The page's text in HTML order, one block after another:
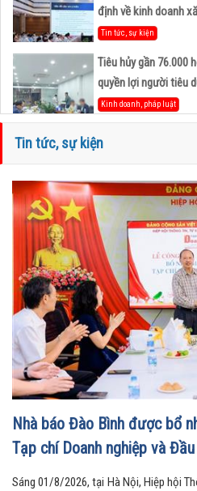
định về kinh doanh
Tin tức, sự kiện
Tiêu hủy gần 76.000
quyền lợi người tiêu
Kinh doanh, pháp luật
Hà Tĩnh và
tâm công nghiệp -
Hội nghị toàn quốc
quyết Hội nghị Trung
Tin tức, sự kiện
Chủ tịch UBND tỉnh
giữ chức Thứ trưởng
Tin tức, sự kiện
Luật Thương mại
thị liên kết và quản
Tin tức, sự kiện
Tin tức, sự kiện
Nhà báo Đào Bình được bổ
Tạp chí Doanh nghiệp và
Sáng 01/8/2026, tại Hà Nội, Hiệp hội